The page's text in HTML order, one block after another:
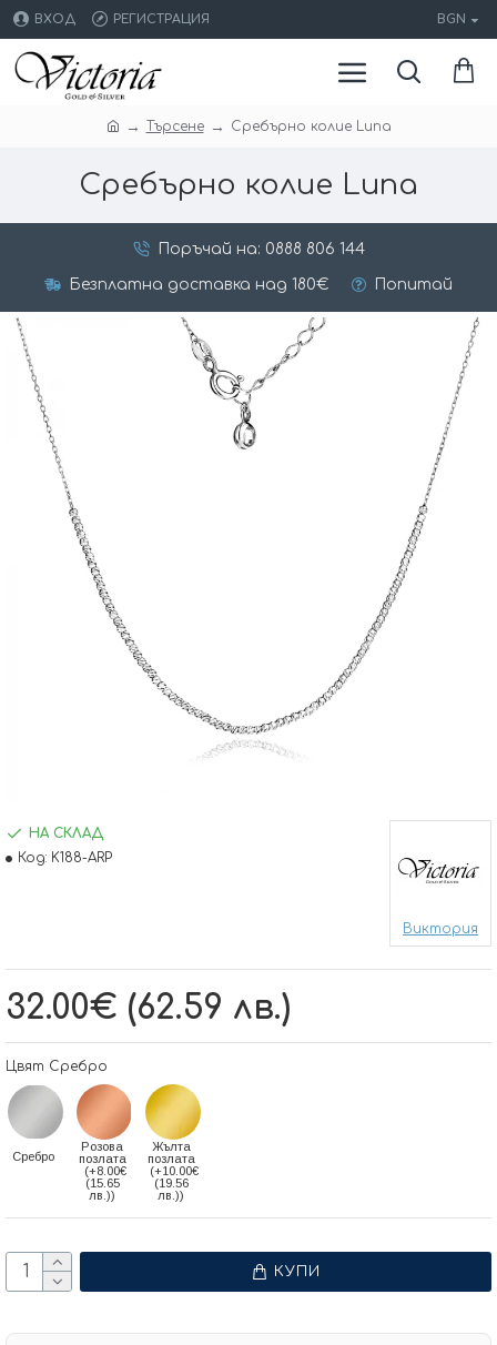
ВХОД РЕГИСТРАЦИЯ BGN
Търсене Сребърно колие Luna
Сребърно колие Luna
Поръчай на: 0888 806 144
Безплатна доставка над 180€ Попитай
32.00€ (62.59 лв.)
НА СКЛАД
Код: K188-ARP
Виктория
Цвят Сребро
Сребро
Розова
позлата
(+8.00€
(15.65
лв.))
Жълта
позлата
(+10.00€
(19.56
лв.))
КУПИ